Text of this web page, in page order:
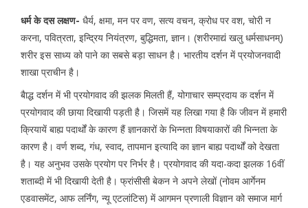
धर्म के दस लक्षण- धैर्य, क्षमा, मन पर वण, सत्य वचन, क्रोध पर वश, चोरी न
करना, पवित्रता, इन्द्रिय नियंत्रण, बुद्धिमता, ज्ञान। (शरीरमाद्यं खलु धर्मसाधनम्)
शरीर इस साध्य को पाने का सबसे बड़ा साधन है। भारतीय दर्शन में प्रयोजनवादी
शाखा प्राचीन है।
बैाद्ध दर्शन में भी प्रयोगवाद की झलक मिलती हैं, योगाचार सम्प्रदाय क दर्शन में
प्रयोगवाद की छाया दिखायी पड़ती है। जिसमें यह लिखा गया है कि जीवन में हमारी
क्रियायें बाह्य पदार्थों के कारण हैं ज्ञानकारों के भिन्नता विषयाकारों की भिन्नता के
कारण है। वर्ण शब्द, गंध, स्वाद, तापमान इत्यादि का ज्ञान बाह्य पदार्थों को देखता
है। यह अनुभव उसके प्रयोग पर निर्भर है। प्रयोगवाद की यदा-कदा झलक 16वीं
शताब्दी में भी दिखायी देती है। फ्रांसीसी बेकन ने अपने लेखों (नोवम आर्गेनम
एडवासमेंट, आफ लर्निंग, न्यू एटलांटिस) में आगमन प्रणाली विज्ञान को समाज मार्ग